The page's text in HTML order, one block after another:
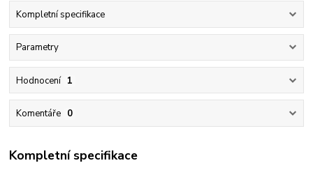
Kompletní specifikace
Parametry
Hodnocení 1
Komentáře 0
Kompletní specifikace